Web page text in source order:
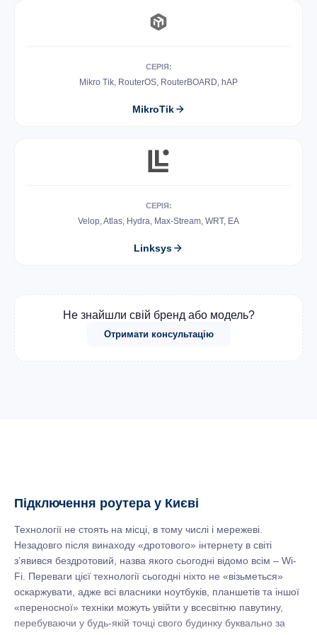
СЕРІЯ:
Mikro Tik, RouterOS, RouterBOARD, hAP
MikroTik
СЕРІЯ:
Velop, Atlas, Hydra, Max-Stream, WRT, EA
Linksys
Не знайшли свій бренд або модель?
Отримати консультацію
Підключення роутера у Києві
Технології не стоять на місці, в тому числі і мережеві.
Незадовго після винаходу «дротового» інтернету в світі
з’явився бездротовий, назва якого сьогодні відомо всім – Wi-
Fi. Переваги цієї технології сьогодні ніхто не «візьметься»
оскаржувати, адже всі власники ноутбуків, планшетів та іншої
«переносної» техніки можуть увійти у всесвітню павутину,
перебуваючи у будь-якій точці свого будинку буквально за